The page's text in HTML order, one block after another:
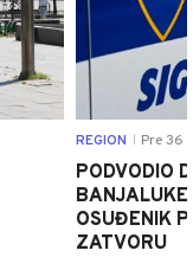
REGION Pre 36
PODVODIO
BANJALUKE
OSUĐENIK
ZATVORU